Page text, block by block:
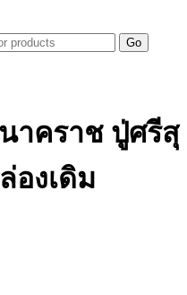
Go
าคราช ปู่ศรีสุ
องเดิม